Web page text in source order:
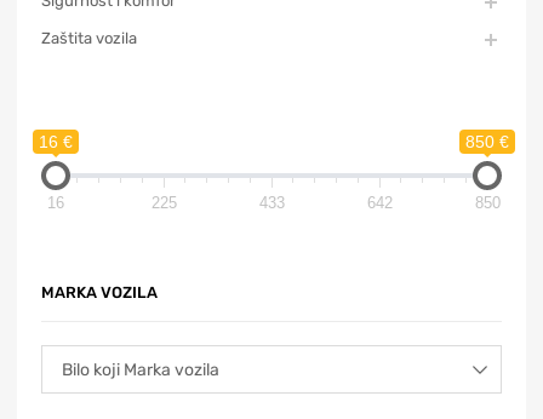
Zaštita vozila
16 € 850 €
16 225 433 642 850
MARKA VOZILA